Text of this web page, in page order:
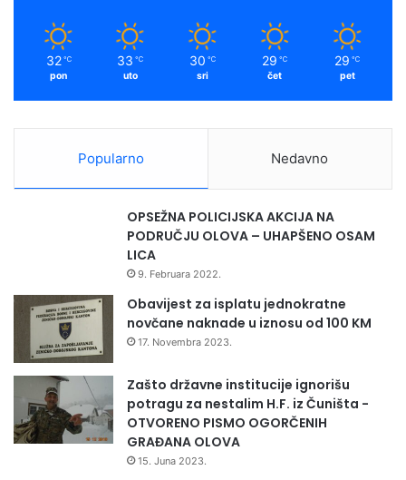
32 ℃
pon
33 ℃
uto
30 ℃
sri
29 ℃
čet
29 ℃
pet
Popularno Nedavno
OPSEŽNA POLICIJSKA AKCIJA NA
PODRUČJU OLOVA – UHAPŠENO OSAM
LICA
9. Februara 2022.
Obavijest za isplatu jednokratne
novčane naknade u iznosu od 100 KM
17. Novembra 2023.
Zašto državne institucije ignorišu
potragu za nestalim H.F. iz Čuništa -
OTVORENO PISMO OGORČENIH
GRAĐANA OLOVA
15. Juna 2023.